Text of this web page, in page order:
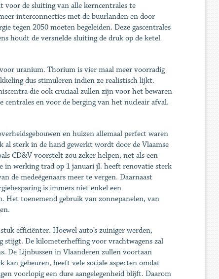
voor de sluiting van alle kerncentrales te
interconnecties met de buurlanden en door
tegen 2050 moeten begeleiden. Deze gascentrales
houdt de versnelde sluiting de druk op de ketel
uranium. Thorium is vier maal meer voorradig
dus stimuleren indien ze realistisch lijkt.
die ook cruciaal zullen zijn voor het bewaren
en voor de berging van het nucleair afval.
en huizen allemaal perfect waren
sterk in de hand gewerkt wordt door de Vlaamse
CD&V voorstelt zou zeker helpen, net als een
in werking trad op 1 januari jl. heeft renovatie sterk
de medeëgenaars meer te vergen. Daarnaast
is immers niet enkel een
Het toenemend gebruik van zonnepanelen, van
efficiënter. Hoewel auto’s zuiniger werden,
stijgt. De kilometerheffing voor vrachtwagens zal
De Lijnbussen in Vlaanderen zullen voortaan
gebeuren, heeft vele sociale aspecten omdat
voorlopig een dure aangelegenheid blijft. Daarom